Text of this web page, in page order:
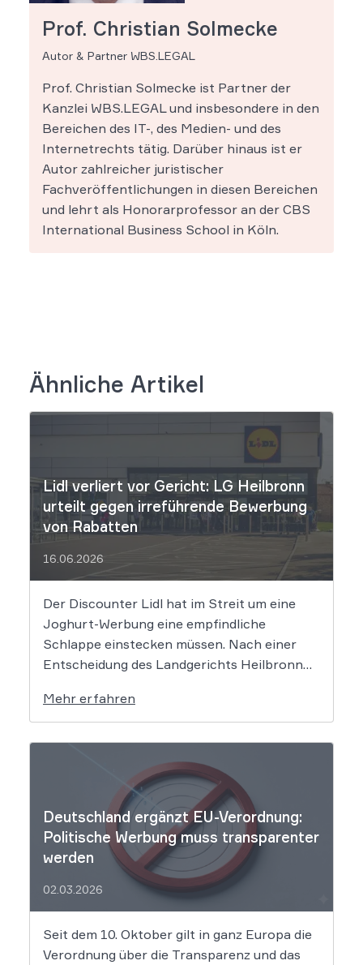
Prof. Christian Solmecke
Autor & Partner WBS.LEGAL
Prof. Christian Solmecke ist Partner der
Kanzlei WBS.LEGAL und insbesondere in den
Bereichen des IT-, des Medien- und des
Internetrechts tätig. Darüber hinaus ist er
Autor zahlreicher juristischer
Fachveröffentlichungen in diesen Bereichen
und lehrt als Honorarprofessor an der CBS
International Business School in Köln.
Ähnliche Artikel
Lidl verliert vor Gericht: LG Heilbronn
urteilt gegen irreführende Bewerbung
von Rabatten
16.06.2026
Der Discounter Lidl hat im Streit um eine
Joghurt-Werbung eine empfindliche
Schlappe einstecken müssen. Nach einer
Entscheidung des Landgerichts Heilbronn
wenn er Produkte als „Aktion“ mit massiven
Rabatten bewirbt, die Preise in Wahrheit
aber nie zuvor selbst verlangt hat. Das Urteil
setzt klare Grenzen […]
Mehr erfahren
Deutschland ergänzt EU-Verordnung:
Politische Werbung muss transparenter
werden
02.03.2026
Seit dem 10. Oktober gilt in ganz Europa die
Verordnung über die Transparenz und das